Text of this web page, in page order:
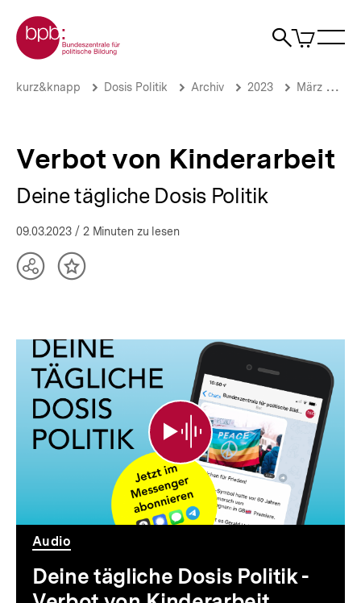
zum
Seiteninhalt
springen
Zur Startseite der bpb
Suche
Artikel
im
Verbot
Deine
tägliche
Politik
bpb.de
Brotkrümelnavigation
Pfadnavigation
kurz&knapp Dosis Politik Archiv 2023 März 2023
Verbot von Kinderarbeit
Deine tägliche Dosis Politik
09.03.2023 / 2 Minuten zu lesen
TeilenInhalt
Deine
tägliche
Dosis
Politik
Verbot
von
Kinderarbeit
Audio
Deine tägliche Dosis Politik -